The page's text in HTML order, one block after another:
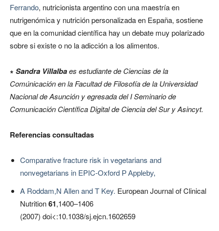
Ferrando, nutricionista argentino con una maestría en
nutrigenómica y nutrición personalizada en España, sostiene
que en la comunidad científica hay un debate muy polarizado
sobre si existe o no la adicción a los alimentos.
∗ Sandra Villalbaes estudiante de Ciencias de la
Comúnicación en la Facultad de Filosofía de la Universidad
Nacional de Asunción y egresada del I Seminario de
Comunicación Científica Digital de Ciencia del Sur y Asincyt.
Referencias consultadas
Comparative fracture risk in vegetarians and
nonvegetarians in EPIC-Oxford P Appleby,
A Roddam,N Allen andT Key. European Journal of Clinical
Nutrition61,1400–1406
(2007) doi<:10.1038/sj.ejcn.1602659